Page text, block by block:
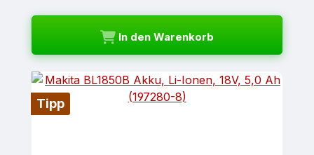
In den Warenkorb
Tipp